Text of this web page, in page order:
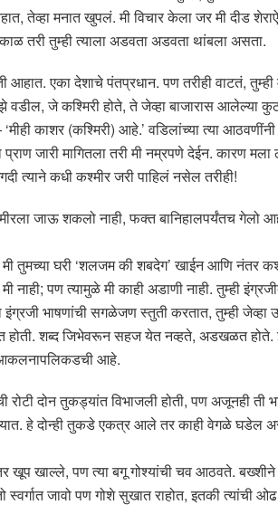
तेव्हा मनात खुपलं. मी विचार केला जर मी दीड
तरी तुम्ही त्याला अडवता अडवता थांबला असता.
एका देशाचे पंतप्रधान. पण तरीही वाटतं,
वडील, जे कश्मिरी होते, ते जेव्हा बाजारास आलेल्या
काशर (कश्मिरी) आहे.’ वडिलांच्या त्या
प्राण जारी मागितला तरी मी नम्रपणे देईन.
त्याने कधी कश्मीर जरी पाहिलं नसेल तरीही!
जाऊ शकलो नाही, फक्त बानिहालपर्यंतच गेलो
तुमच्या घरी ‘शलजम की शबदेग’ खाईन आणि नंतर
पण त्यामुळे मी काही अडाणी नाही. तुम्ही
भाषणांची सगळेजण स्तुती करतात, तुम्ही जेव्हा
होती. शब्द जिभेवरून सहज येत नव्हते, अडखळत होते.
आकलनापलिकडची आहे.
दोन तुकड्यांत विभाजली होती, पण अजूनही ती
हे दोन्ही तुकडे एकत्र आले तर काही वेगळे घडेल
खूप खाल्ले, पण त्या बगू गोश्यांची चव आठवते.
जावो पण गोशे सुखात राहोत, इतकी त्यांची